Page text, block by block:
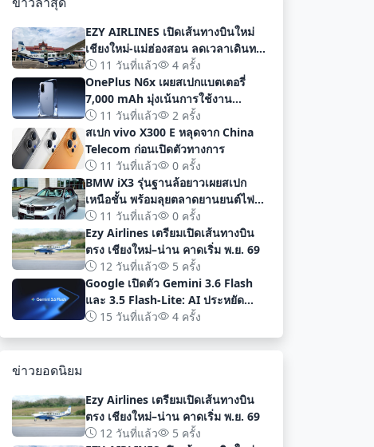
EZY AIRLINES เปิดเส้นทางบินใหม่
เชียงใหม่-แม่ฮ่องสอน ลดเวลาเดินทาง
เหลือเพียง 40 นาที
11 วันที่แล้ว
4 ครั้ง
OnePlus N6x เผยสเปกแบตเตอรี่
7,000 mAh มุ่งเน้นการใช้งาน
ยาวนานก่อนเปิดตัวอย่างเป็นทางการ
11 วันที่แล้ว
2 ครั้ง
สเปก vivo X300 E หลุดจาก China
Telecom ก่อนเปิดตัวทางการ
11 วันที่แล้ว
0 ครั้ง
BMW iX3 รุ่นฐานล้อยาวเผยสเปก
เหนือชั้น พร้อมลุยตลาดยานยนต์ไฟฟ้า
จีนด้วยระยะทาง 919 กม
11 วันที่แล้ว
0 ครั้ง
Ezy Airlines เตรียมเปิดเส้นทางบิน
ตรง เชียงใหม่–น่าน คาดเริ่ม พ.ย. 69
12 วันที่แล้ว
5 ครั้ง
Google เปิดตัว Gemini 3.6 Flash
และ 3.5 Flash-Lite: AI ประหยัด
ต้นทุน ประสิทธิภาพสูง สำหรับนัก
15 วันที่แล้ว 4 ครั้ง
ข่าวยอดนิยม
Ezy Airlines เตรียมเปิดเส้นทางบิน
ตรง เชียงใหม่–น่าน คาดเริ่ม พ.ย. 69
12 วันที่แล้ว
5 ครั้ง